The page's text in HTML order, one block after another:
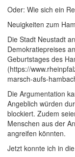
Oder: Wie sich ein
Neuigkeiten zum
Die Stadt Neustadt
Demokratiepreises
Geburtstages des
(https://
marsch-aufs-
Die Argumentation
Angeblich würden
blockiert. Zudem
Menschen aus der
angreifen könnten.
Jetzt konnte ich in